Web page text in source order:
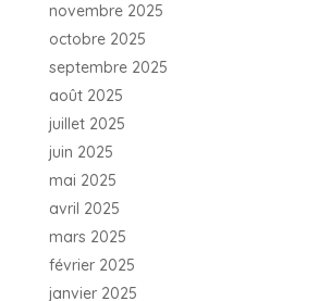
novembre 2025
octobre 2025
septembre 2025
août 2025
juillet 2025
juin 2025
mai 2025
avril 2025
mars 2025
février 2025
janvier 2025